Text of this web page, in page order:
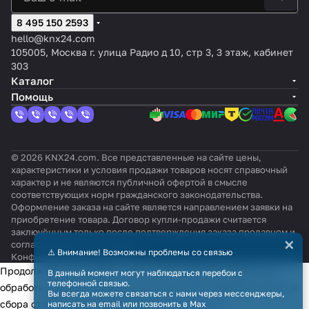
8 495 150 2593
hello@knx24.com
105005, Москва г. улица Радио д 10, стр 3, 3 этаж, кабинет
303
Каталог
Помощь
© 2026 KNX24.com. Все представленные на сайте цены,
характеристики и условия продажи товаров носят справочный
характер и не являются публичной офертой в смысле
соответствующих норм гражданского законодательства.
Оформление заказа на сайте является направлением заявки на
приобретение товара. Договор купли-продажи считается
заключённым только после подтверждения заказа продавцом и
согласования всех условий.
КонфиденциальностьОферта
⚠️ Внимание! Возможны проблемы со связью
В данный момент могут наблюдаться перебои с
телефонной связью.
Вы всегда можете связаться с нами через мессенджеры,
написать на email или позвонить в Max
×
Продолжая использовать наш сайт, вы даёте согласие на
обработку файлов cookie в целях функционирования сайта и
сбора статистики в соответствии сполитикой